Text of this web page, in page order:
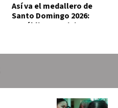
Así va el medallero de
Santo Domingo 2026:
República Dominicana